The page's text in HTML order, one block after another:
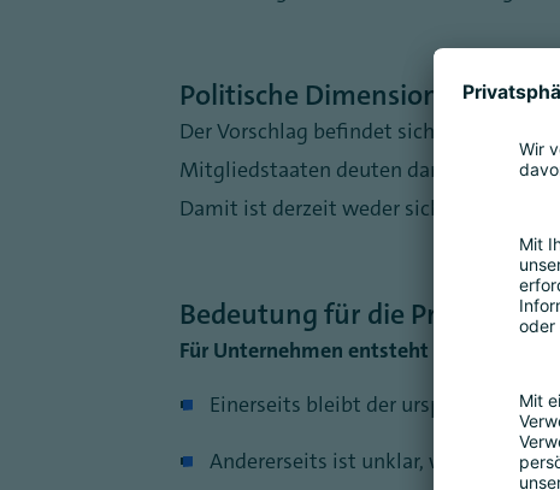
Politische Dimension
Der Vorschlag befindet sich weiterhin
Mitgliedstaaten deuten darauf hin,
Damit ist derzeit weder sicher, welche
Bedeutung für die Praxis
Für Unternehmen entsteht dadurch eine
Einerseits bleibt der ursprüngliche
Andererseits ist unklar, welche